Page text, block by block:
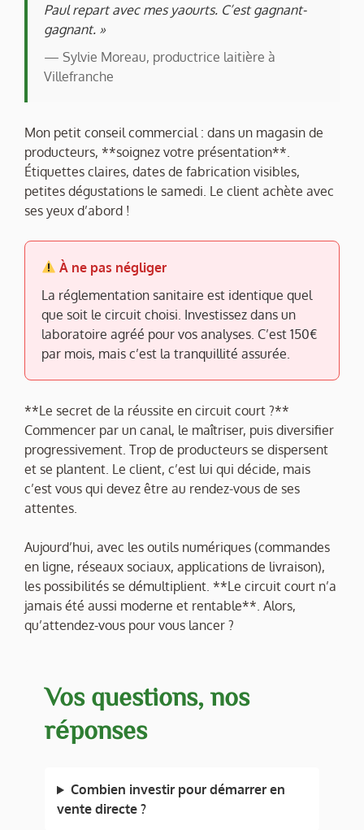
Paul repart avec mes yaourts. C’est gagnant-
gagnant. »
— Sylvie Moreau, productrice laitière à
Villefranche
Mon petit conseil commercial : dans un magasin de
producteurs, **soignez votre présentation**.
Étiquettes claires, dates de fabrication visibles,
petites dégustations le samedi. Le client achète avec
ses yeux d’abord !
À ne pas négliger
La réglementation sanitaire est identique quel
que soit le circuit choisi. Investissez dans un
laboratoire agréé pour vos analyses. C’est 150€
par mois, mais c’est la tranquillité assurée.
**Le secret de la réussite en circuit court ?**
Commencer par un canal, le maîtriser, puis diversifier
progressivement. Trop de producteurs se dispersent
et se plantent. Le client, c’est lui qui décide, mais
c’est vous qui devez être au rendez-vous de ses
attentes.
Aujourd’hui, avec les outils numériques (commandes
en ligne, réseaux sociaux, applications de livraison),
les possibilités se démultiplient. **Le circuit court n’a
jamais été aussi moderne et rentable**. Alors,
qu’attendez-vous pour vous lancer ?
Vos questions, nos
réponses
Combien investir pour démarrer en
vente directe ?